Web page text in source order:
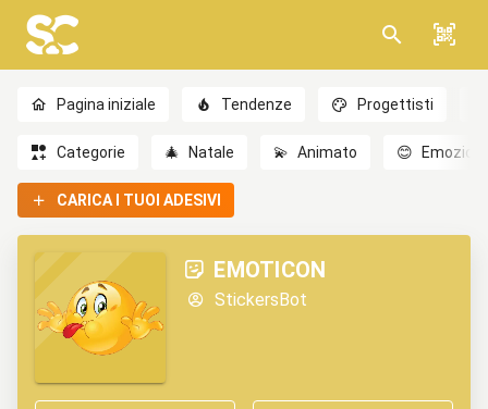
Pagina iniziale Tendenze Progettisti
Categorie 🎄 Natale 💫 Animato 😊 Emozioni
CARICA I TUOI ADESIVI
EMOTICON
StickersBot